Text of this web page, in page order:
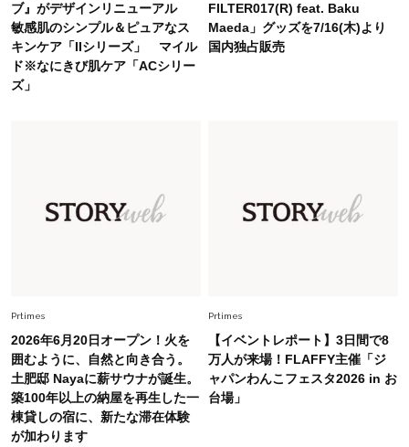
Fashion 2026.8.5
オシャレ40代の【ワンピ＆オールインワン】最
旬着こなし3選。地味見え回避のコツは「バッグ
Fashion 2026.6.25
ブ』がデザインリニューアル
敏感肌のシンプル＆ピュアなス
キンケア「IIシリーズ」 マイル
ド※なにきび肌ケア「ACシリー
ズ」
FILTER017(R) feat. Baku
Maeda」グッズを7/16(木)より
国内独占販売
Prtimes
2026年6月20日オープン！火を
囲むように、自然と向き合う。
土肥邸 Nayaに薪サウナが誕生。
築100年以上の納屋を再生した一
棟貸しの宿に、新たな滞在体験
が加わります
Prtimes
【イベントレポート】3日間で8
万人が来場！FLAFFY主催「ジ
ャパンわんこフェスタ2026 in お
台場」